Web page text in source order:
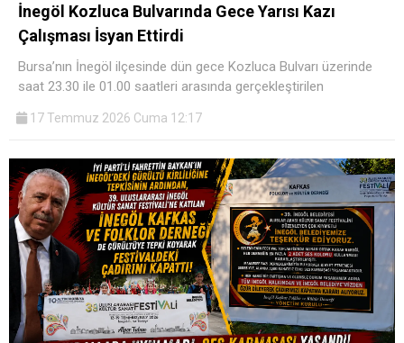
İnegöl Kozluca Bulvarında Gece Yarısı Kazı
Çalışması İsyan Ettirdi
Bursa’nın İnegöl ilçesinde dün gece Kozluca Bulvarı üzerinde
saat 23.30 ile 01.00 saatleri arasında gerçekleştirilen
17 Temmuz 2026 Cuma 12:17